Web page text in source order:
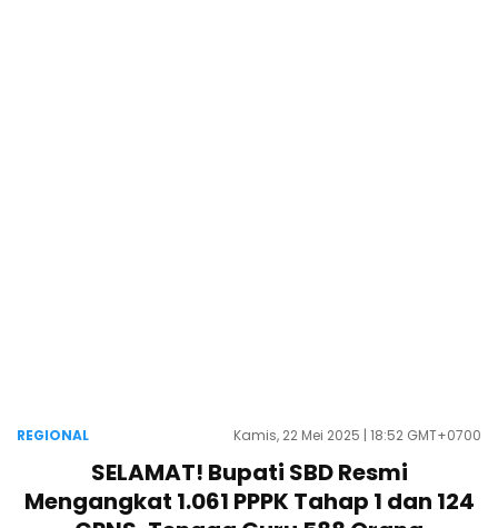
REGIONAL Kamis, 22 Mei 2025 | 18:52 GMT+0700
SELAMAT! Bupati SBD Resmi
Mengangkat 1.061 PPPK Tahap 1 dan 124